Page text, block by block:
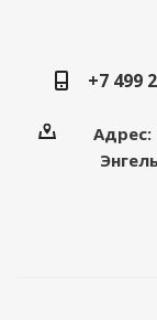
+7 499
Адрес: